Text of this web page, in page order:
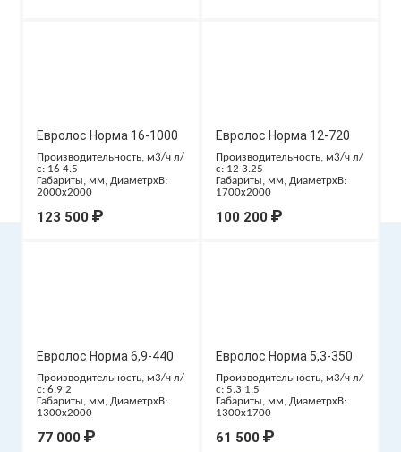
Евролос Норма 16-1000
Производительность, м3/ч л/
с: 16 4.5
Габариты, мм, ДиаметрxВ:
2000x2000
123 500 ₽
Евролос Норма 12-720
Производительность, м3/ч л/
с: 12 3.25
Габариты, мм, ДиаметрxВ:
1700x2000
100 200 ₽
Евролос Норма 6,9-440
Производительность, м3/ч л/
с: 6.9 2
Габариты, мм, ДиаметрxВ:
1300x2000
77 000 ₽
Евролос Норма 5,3-350
Производительность, м3/ч л/
с: 5.3 1.5
Габариты, мм, ДиаметрxВ:
1300x1700
61 500 ₽